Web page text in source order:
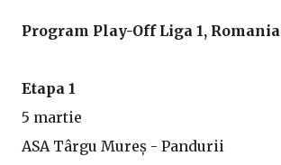
Program Play-Off Liga 1, Romania
Etapa 1
5 martie
ASA Târgu Mureș - Pandurii